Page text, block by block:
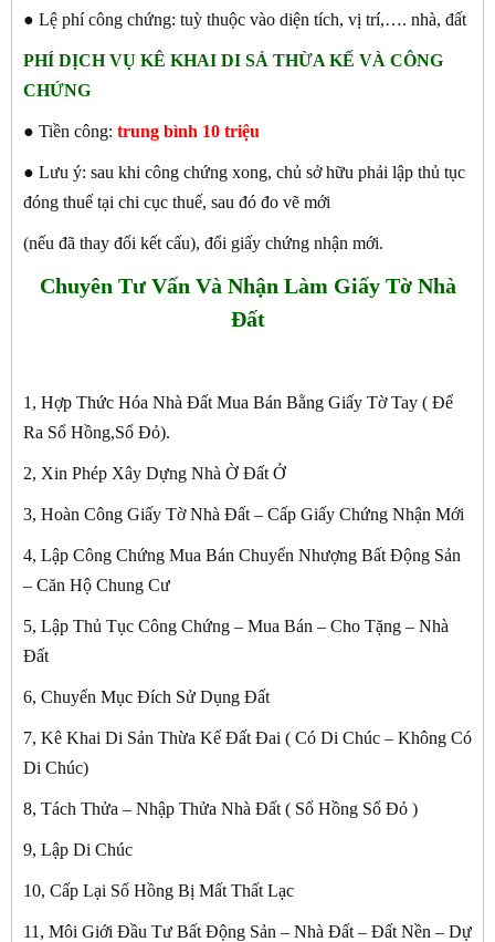
● Lệ phí công chứng: tuỳ thuộc vào diện tích, vị trí,…. nhà, đất
PHÍ DỊCH VỤ KÊ KHAI DI SẢ THỪA KẾ VÀ CÔNG
CHỨNG
● Tiền công: trung bình 10 triệu
● Lưu ý: sau khi công chứng xong, chủ sở hữu phải lập thủ tục
đóng thuế tại chi cục thuế, sau đó đo vẽ mới
(nếu đã thay đổi kết cấu), đổi giấy chứng nhận mới.
Chuyên Tư Vấn Và Nhận Làm Giấy Tờ Nhà
Đất
1, Hợp Thức Hóa Nhà Đất Mua Bán Bằng Giấy Tờ Tay ( Để
Ra Sổ Hồng,Sổ Đỏ).
2, Xin Phép Xây Dựng Nhà Ờ Đất Ở
3, Hoàn Công Giấy Tờ Nhà Đất – Cấp Giấy Chứng Nhận Mới
4, Lập Công Chứng Mua Bán Chuyển Nhượng Bất Động Sản
– Căn Hộ Chung Cư
5, Lập Thủ Tục Công Chứng – Mua Bán – Cho Tặng – Nhà
Đất
6, Chuyển Mục Đích Sử Dụng Đất
7, Kê Khai Di Sản Thừa Kế Đất Đai ( Có Di Chúc – Không Có
Di Chúc)
8, Tách Thửa – Nhập Thửa Nhà Đất ( Sổ Hồng Sổ Đỏ )
9, Lập Di Chúc
10, Cấp Lại Sổ Hồng Bị Mất Thất Lạc
11, Môi Giới Đầu Tư Bất Động Sản – Nhà Đất – Đất Nền – Dự